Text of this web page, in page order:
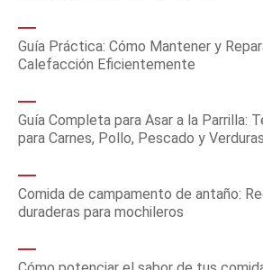
Guía Práctica: Cómo Mantener y
Calefacción Eficientemente
Guía Completa para Asar a la Parrilla:
para Carnes, Pollo, Pescado y Verduras
Comida de campamento de antaño:
duraderas para mochileros